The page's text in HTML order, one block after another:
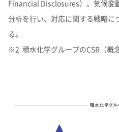
Financial Disclosures）。気候変
分析を行い、対応に関する戦略に
る。
※2 積水化学グループのCSR （概